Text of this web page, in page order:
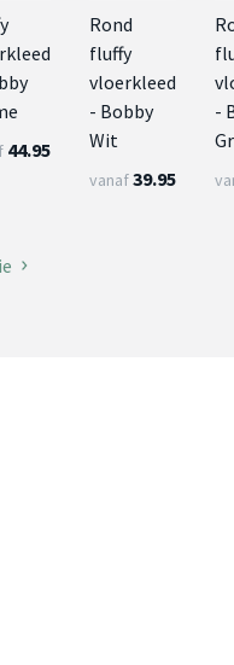
44.95
Rond
fluffy
vloerkleed
- Bobby
Wit
vanaf39.95
-